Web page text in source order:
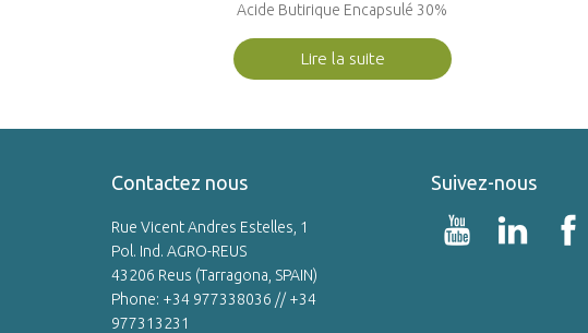
Acide Butirique Encapsulé 30%
Lire la suite
Contactez nous
Rue Vicent Andres Estelles, 1
Pol. Ind. AGRO-REUS
43206 Reus (Tarragona, SPAIN)
Phone: +34 977338036 // +34
977313231
Suivez-nous